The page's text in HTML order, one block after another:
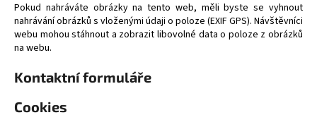
Pokud nahráváte obrázky na tento web, měli byste se vyhnout
nahrávání obrázků s vloženými údaji o poloze (EXIF GPS). Návštěvníci
webu mohou stáhnout a zobrazit libovolné data o poloze z obrázků
na webu.
Kontaktní formuláře
Cookies
o
o